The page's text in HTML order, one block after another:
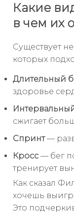
Какие
в чем их
Существует
которых
Длительный
здоровье
сжигает
Спринт—
Кросс — бег
тренирует
Как сказал
хочешь
Это